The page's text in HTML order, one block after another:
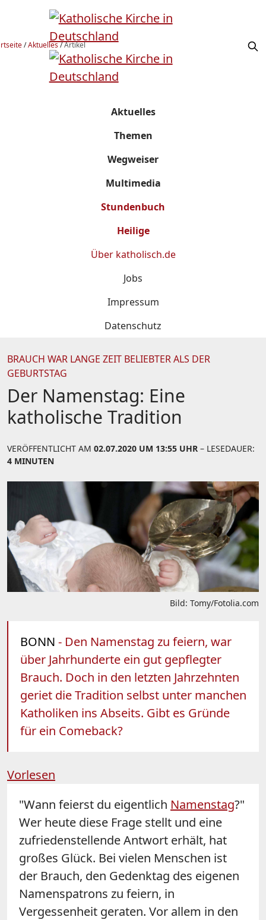
/Aktuelles/Artikel
Aktuelles
Themen
Wegweiser
Multimedia
Stundenbuch
Heilige
Über katholisch.de
Jobs
Impressum
Datenschutz
BRAUCH WAR LANGE ZEIT BELIEBTER ALS DER
GEBURTSTAG
Der Namenstag: Eine
katholische Tradition
VERÖFFENTLICHT AM 02.07.2020 UM 13:55 UHR – LESEDAUER:
4 MINUTEN
Bild: Tomy/Fotolia.com
BONN - Den Namenstag zu feiern, war
über Jahrhunderte ein gut gepflegter
Brauch. Doch in den letzten Jahrzehnten
geriet die Tradition selbst unter manchen
Katholiken ins Abseits. Gibt es Gründe
für ein Comeback?
Vorlesen
"Wann feierst du eigentlich Namenstag?"
Wer heute diese Frage stellt und eine
zufriedenstellende Antwort erhält, hat
großes Glück. Bei vielen Menschen ist
der Brauch, den Gedenktag des eigenen
Namenspatrons zu feiern, in
Vergessenheit geraten. Vor allem in den